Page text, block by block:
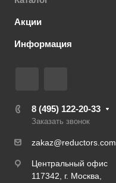
Акции
Информация
8 (495) 122-20-33
Заказать звонок
zakaz@reductors.com
Центральный офис
117342, г. Москва,